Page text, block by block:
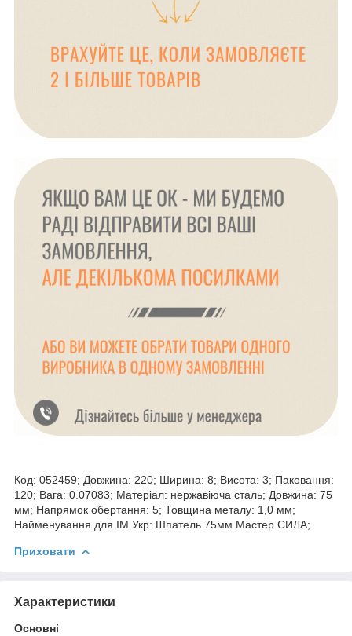
Код: 052459; Довжина: 220; Ширина: 8; Висота: 3; Паковання:
120; Вага: 0.07083; Матеріал: нержавіюча сталь; Довжина: 75
мм; Напрямок обертання: 5; Товщина металу: 1,0 мм;
Найменування для ІМ Укр: Шпатель 75мм Мастер СИЛА;
Приховати
Характеристики
Основні